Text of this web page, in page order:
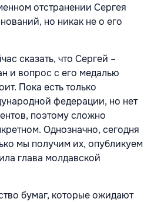
отстранении Сергея
но никак не о его
сказать, что Сергей –
и вопрос с его медалью
Пока есть только
федерации, но нет
поэтому сложно
Однозначно, сегодня
мы получим их, опубликуем
глава молдавской
бумаг, которые ожидают